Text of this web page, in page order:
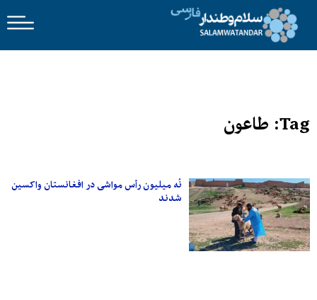
Tag: طاعون
نُه میلیون رأس مواشی در افغانستان واکسین
شدند